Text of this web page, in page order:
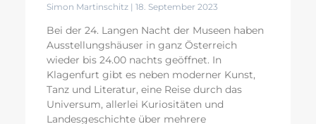
Simon Martinschitz 18. September 2023
Bei der 24. Langen Nacht der Museen haben
Ausstellungshäuser in ganz Österreich
wieder bis 24.00 nachts geöffnet. In
Klagenfurt gibt es neben moderner Kunst,
Tanz und Literatur, eine Reise durch das
Universum, allerlei Kuriositäten und
Landesgeschichte über mehrere